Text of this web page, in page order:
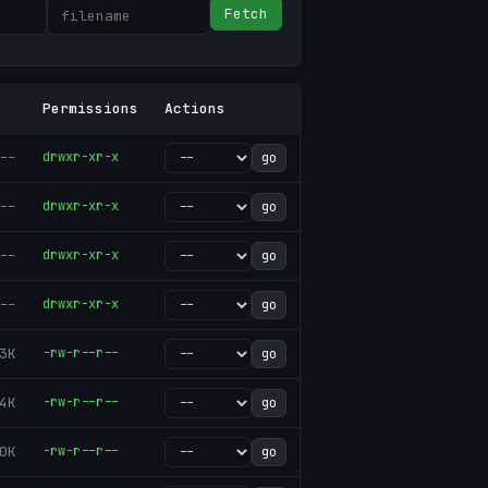
Fetch
Permissions Actions
-- drwxr-xr-x go
-- drwxr-xr-x go
-- drwxr-xr-x go
-- drwxr-xr-x go
-rw-r--r-- go
-rw-r--r-- go
0K -rw-r--r-- go